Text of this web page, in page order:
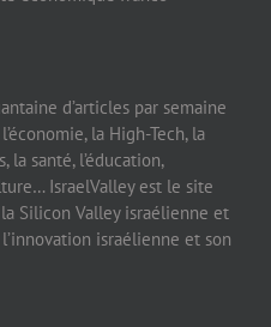
d’articles par semaine
la High-Tech, la
la santé, l’éducation,
IsraelValley est le site
Silicon Valley israélienne et
israélienne et son